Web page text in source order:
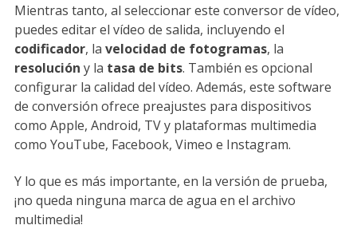
Mientras tanto, al seleccionar este conversor de vídeo,
puedes editar el vídeo de salida, incluyendo el
codificador, la velocidad de fotogramas, la
resolución y la tasa de bits. También es opcional
configurar la calidad del vídeo. Además, este software
de conversión ofrece preajustes para dispositivos
como Apple, Android, TV y plataformas multimedia
como YouTube, Facebook, Vimeo e Instagram.
Y lo que es más importante, en la versión de prueba,
¡no queda ninguna marca de agua en el archivo
multimedia!